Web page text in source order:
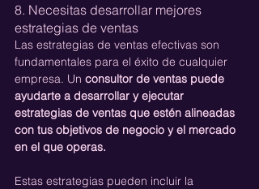
8. Necesitas desarrollar mejores
estrategias de ventas
Las estrategias de ventas efectivas son
fundamentales para el éxito de cualquier
empresa. Un consultor de ventas puede
ayudarte a desarrollar y ejecutar
estrategias de ventas que estén alineadas
con tus objetivos de negocio y el mercado
en el que operas.
Estas estrategias pueden incluir la